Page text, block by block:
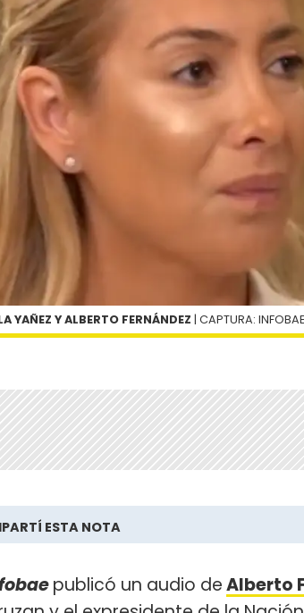
YAÑEZ Y ALBERTO FERNÁNDEZ | CAPTURA:
ESTA NOTA
publicó un audio deAlberto